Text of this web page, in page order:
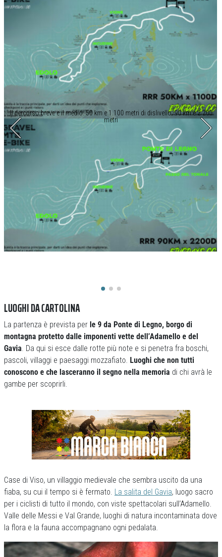
Il percorso breve e il medio. 50 km e 1.100 metri di dislivello; 90 km e 2.200
metri
LUOGHI DA CARTOLINA
La partenza è prevista per le 9 da Ponte di Legno, borgo di
montagna protetto dalle imponenti vette dell’Adamello e del
Gavia. Da qui si esce dalle rotte più note e si penetra fra boschi,
pascoli, villaggi e paesaggi mozzafiato. Luoghi che non tutti
conoscono e che lasceranno il segno nella memoria di chi avrà le
gambe per scoprirli.
Case di Viso, un villaggio medievale che sembra uscito da una
fiaba, su cui il tempo si è fermato. La salita del Gavia, luogo sacro
per i ciclisti di tutto il mondo, con viste spettacolari sull’Adamello.
Valle delle Messi e Val Grande, luoghi di natura incontaminata dove
la flora e la fauna accompagnano ogni pedalata.